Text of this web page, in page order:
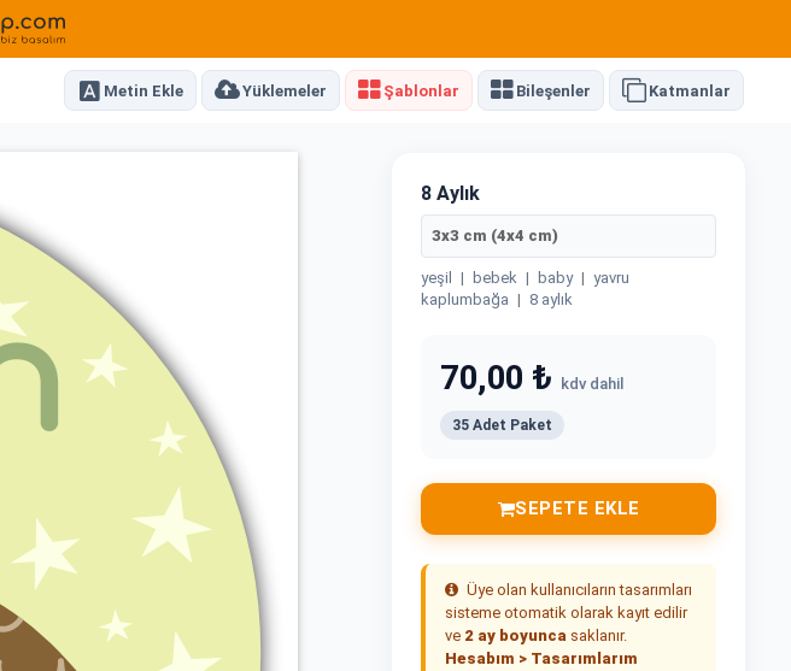
Metin Ekle Yüklemeler Şablonlar Bileşenler Katmanlar
8 Aylık
3x3 cm (4x4 cm)
yeşil | bebek | baby | yavru
kaplumbağa | 8 aylık
70,00 ₺ kdv dahil
35 Adet Paket
SEPETE EKLE
Üye olan kullanıcıların tasarımları
sisteme otomatik olarak kayıt edilir
ve 2 ay boyunca saklanır.
Hesabım > Tasarımlarım